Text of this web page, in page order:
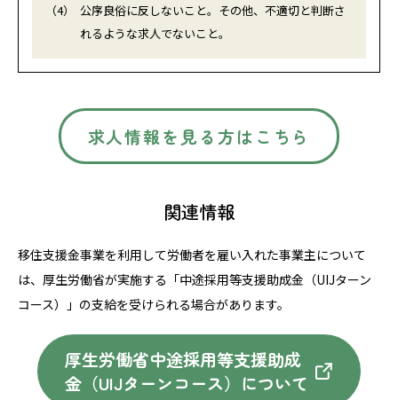
（4）
公序良俗に反しないこと。その他、不適切と判断さ
れるような求人でないこと。
求人情報を見る方はこちら
関連情報
移住支援金事業を利用して労働者を雇い入れた事業主について
は、 厚生労働省が実施する「中途採用等支援助成金（UIJターン
コース）」の支給を受けられる場合があります。
厚生労働省中途採用等支援助成
金（UIJターンコース） について